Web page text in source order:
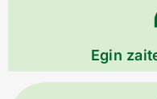
Egin